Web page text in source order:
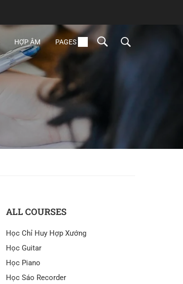
HỢP ÂM PAGES
ALL COURSES
Học Chỉ Huy Hợp Xướng
Học Guitar
Học Piano
Học Sáo Recorder